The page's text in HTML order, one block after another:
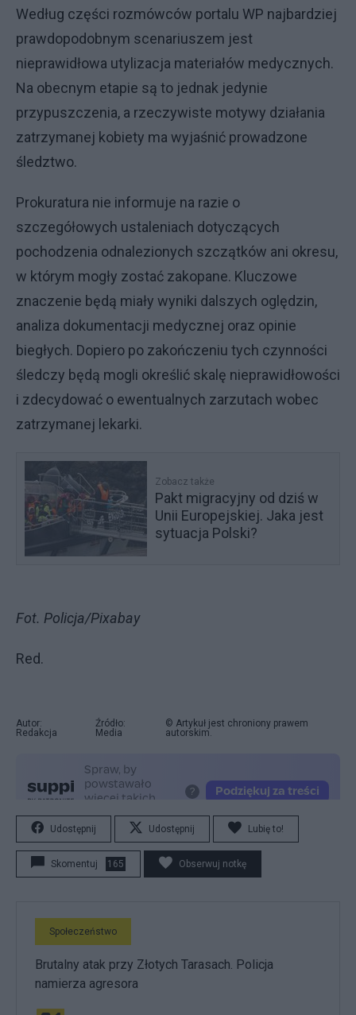
Według części rozmówców portalu WP najbardziej
prawdopodobnym scenariuszem jest
nieprawidłowa utylizacja materiałów medycznych.
Na obecnym etapie są to jednak jedynie
przypuszczenia, a rzeczywiste motywy działania
zatrzymanej kobiety ma wyjaśnić prowadzone
śledztwo.
Prokuratura nie informuje na razie o
szczegółowych ustaleniach dotyczących
pochodzenia odnalezionych szczątków ani okresu,
w którym mogły zostać zakopane. Kluczowe
znaczenie będą miały wyniki dalszych oględzin,
analiza dokumentacji medycznej oraz opinie
biegłych. Dopiero po zakończeniu tych czynności
śledczy będą mogli określić skalę nieprawidłowości
i zdecydować o ewentualnych zarzutach wobec
zatrzymanej lekarki.
Zobacz także
Pakt migracyjny od dziś w
Unii Europejskiej. Jaka jest
sytuacja Polski?
Fot. Policja/Pixabay
Red.
Autor:
Redakcja
Źródło:
Media
© Artykuł jest chroniony prawem
autorskim.
Udostępnij Udostępnij Lubię to!
Skomentuj 165 Obserwuj notkę
Społeczeństwo
Brutalny atak przy Złotych Tarasach. Policja
namierza agresora